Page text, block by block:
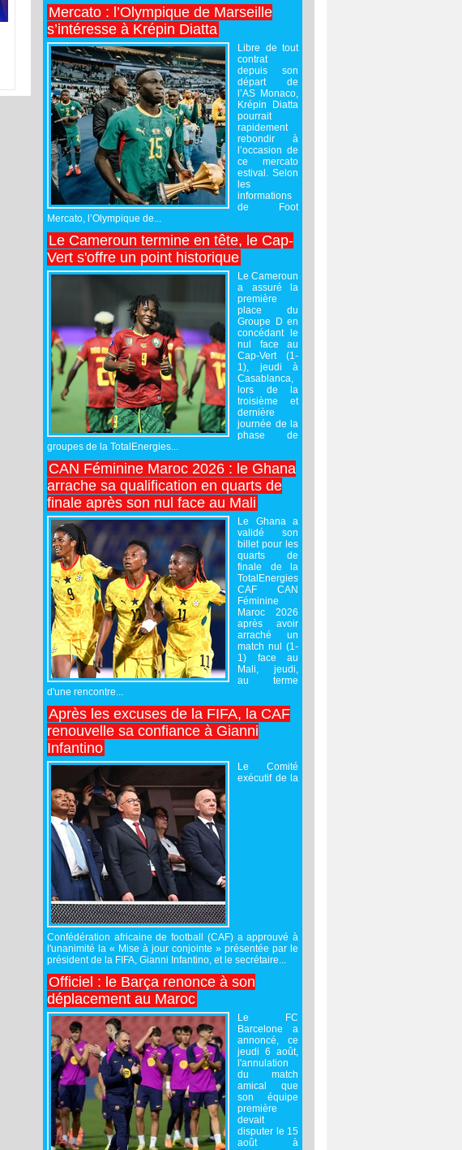
Mercato : l’Olympique de Marseille
s’intéresse à Krépin Diatta
Libre de tout
contrat
depuis son
départ de
l’AS Monaco,
Krépin Diatta
pourrait
rapidement
rebondir à
l’occasion de
ce mercato
estival. Selon
les
informations
de Foot
Mercato, l’Olympique de...
Le Cameroun termine en tête, le Cap-
Vert s'offre un point historique
Le Cameroun
a assuré la
première
place du
Groupe D en
concédant le
nul face au
Cap-Vert (1-
1), jeudi à
Casablanca,
lors de la
troisième et
dernière
journée de la
phase de
groupes de la TotalEnergies...
CAN Féminine Maroc 2026 : le Ghana
arrache sa qualification en quarts de
finale après son nul face au Mali
Le Ghana a
validé son
billet pour les
quarts de
finale de la
TotalEnergies
CAF CAN
Féminine
Maroc 2026
après avoir
arraché un
match nul (1-
1) face au
Mali, jeudi,
au terme
d'une rencontre...
Après les excuses de la FIFA, la CAF
renouvelle sa confiance à Gianni
Infantino
Le Comité
exécutif de la
Confédération africaine de football (CAF) a approuvé à
l'unanimité la « Mise à jour conjointe » présentée par le
président de la FIFA, Gianni Infantino, et le secrétaire...
Officiel : le Barça renonce à son
déplacement au Maroc
Le FC
Barcelone a
annoncé, ce
jeudi 6 août,
l'annulation
du match
amical que
son équipe
première
devait
disputer le 15
août à